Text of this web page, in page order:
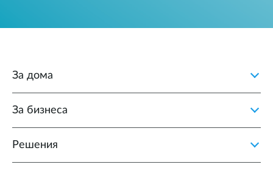
За дома
За бизнеса
Решения